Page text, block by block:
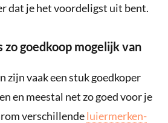
dat je het voordeligst uit bent.
zo goedkoop mogelijk van
zijn vaak een stuk goedkoper
en meestal net zo goed voor je
verschillendeluiermerken-